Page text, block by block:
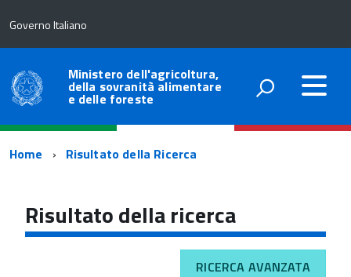
Governo Italiano
Ministero dell'agricoltura,
della sovranità alimentare
e delle foreste
Percorso
navigazione
Home Risultato della Ricerca
Risultato della ricerca
RICERCA AVANZATA